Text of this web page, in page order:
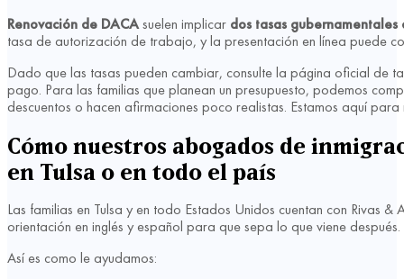
Renovación de DACAsuelen implicar dos tasas gubernamentales
tasa de autorización de trabajo, y la presentación en línea puede
Dado que las tasas pueden cambiar, consulte la página oficial de
pago. Para las familias que planean un presupuesto, podemos
descuentos o hacen afirmaciones poco realistas. Estamos aquí
Cómo nuestros abogados de
en Tulsa o en todo el país
Las familias en Tulsa y en todo Estados Unidos cuentan con Rivas
orientación en inglés y español para que sepa lo que viene después.
Así es como le ayudamos: